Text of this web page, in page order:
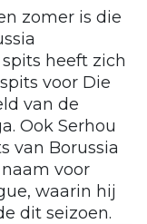
zomer is die
heeft zich
voor Die
van de
Ook Serhou
van Borussia
voor
waarin hij
dit seizoen.